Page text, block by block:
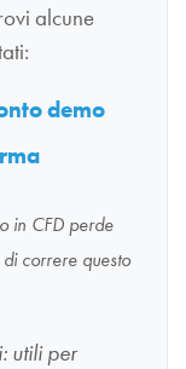
alcune
demo
in CFD perde
correre questo
utili per